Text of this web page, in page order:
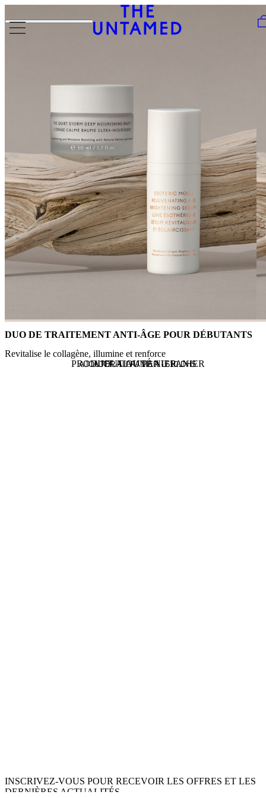
DUO DE TRAITEMENT ANTI-ÂGE POUR DÉBUTANTS
Revitalise le collagène, illumine et renforce
AJOUTER AU PANIER -610DHS
AJOUT AU PANIER...
PRODUIT AJOUTÉ AU PANIER
INSCRIVEZ-VOUS POUR RECEVOIR LES OFFRES ET LES
DERNIÈRES ACTUALITÉS.